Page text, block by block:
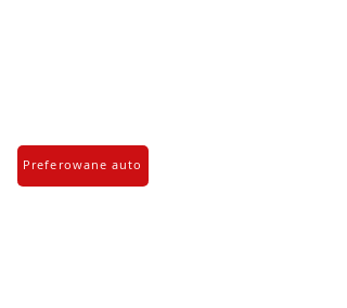
Preferowane auto